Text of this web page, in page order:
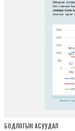
БОДЛОГЫН АСУУДАЛ